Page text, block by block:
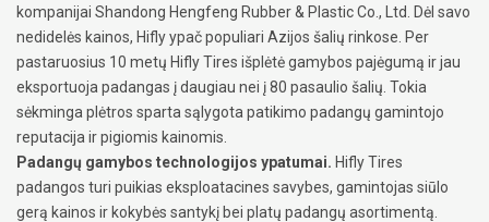
kompanijai Shandong Hengfeng Rubber & Plastic Co., Ltd. Dėl savo
nedidelės kainos, Hifly ypač populiari Azijos šalių rinkose. Per
pastaruosius 10 metų Hifly Tires išplėtė gamybos pajėgumą ir jau
eksportuoja padangas į daugiau nei į 80 pasaulio šalių. Tokia
sėkminga plėtros sparta sąlygota patikimo padangų gamintojo
reputacija ir pigiomis kainomis.
Padangų gamybos technologijos ypatumai. Hifly Tires
padangos turi puikias eksploatacines savybes, gamintojas siūlo
gerą kainos ir kokybės santykį bei platų padangų asortimentą.